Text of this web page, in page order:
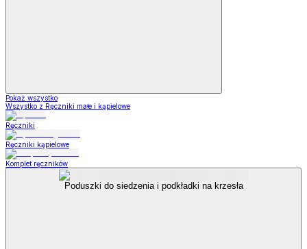
Pokaż wszystko
Wszystko z Ręczniki małe i kąpielowe
Ręczniki
Ręczniki kąpielowe
Komplet ręczników
Poduszki do siedzenia i podkładki na krzesła